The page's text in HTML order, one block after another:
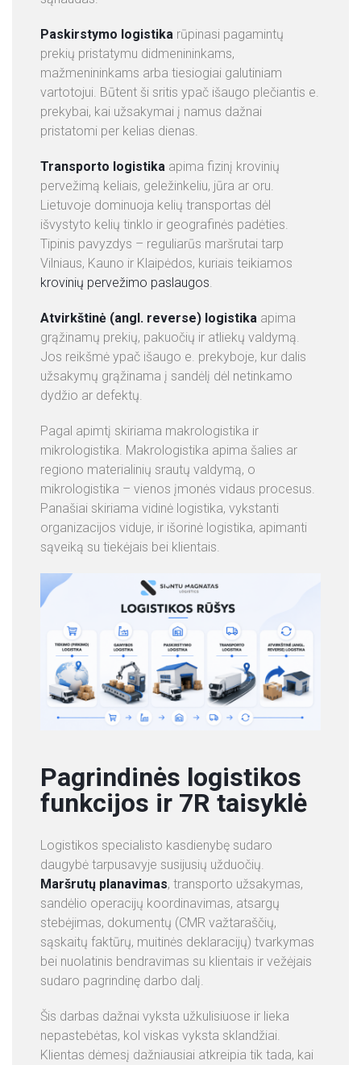
Paskirstymo logistika rūpinasi pagamintų
prekių pristatymu didmenininkams,
mažmenininkams arba tiesiogiai galutiniam
vartotojui. Būtent ši sritis ypač išaugo plečiantis e.
prekybai, kai užsakymai į namus dažnai
pristatomi per kelias dienas.
Transporto logistika apima fizinį krovinių
pervežimą keliais, geležinkeliu, jūra ar oru.
Lietuvoje dominuoja kelių transportas dėl
išvystyto kelių tinklo ir geografinės padėties.
Tipinis pavyzdys – reguliarūs maršrutai tarp
Vilniaus, Kauno ir Klaipėdos, kuriais teikiamos
krovinių pervežimo paslaugos
Atvirkštinė (angl. reverse) logistika apima
grąžinamų prekių, pakuočių ir atliekų valdymą.
Jos reikšmė ypač išaugo e. prekyboje, kur dalis
užsakymų grąžinama į sandėlį dėl netinkamo
dydžio ar defektų.
Pagal apimtį skiriama makrologistika ir
mikrologistika. Makrologistika apima šalies ar
regiono materialinių srautų valdymą, o
mikrologistika – vienos įmonės vidaus procesus.
Panašiai skiriama vidinė logistika, vykstanti
organizacijos viduje, ir išorinė logistika, apimanti
sąveiką su tiekėjais bei klientais.
Pagrindinės logistikos
funkcijos ir 7R taisyklė
Logistikos specialisto kasdienybę sudaro
daugybė tarpusavyje susijusių užduočių.
Maršrutų planavimas, transporto užsakymas,
sandėlio operacijų koordinavimas, atsargų
stebėjimas, dokumentų (CMR važtaraščių,
sąskaitų faktūrų, muitinės deklaracijų) tvarkymas
bei nuolatinis bendravimas su klientais ir vežėjais
sudaro pagrindinę darbo dalį.
Šis darbas dažnai vyksta užkulisiuose ir lieka
nepastebėtas, kol viskas vyksta sklandžiai.
Klientas dėmesį dažniausiai atkreipia tik tada, kai